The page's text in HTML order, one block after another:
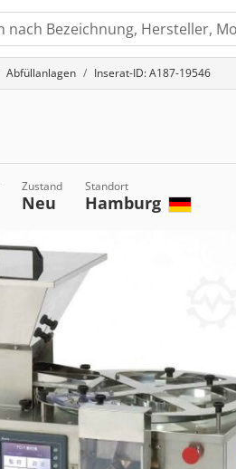
Abfüllanlagen Inserat-ID: A187-19546
Zustand
Neu
Standort
Hamburg